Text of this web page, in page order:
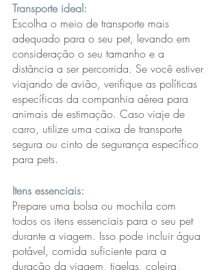
Transporte ideal:
Escolha o meio de transporte mais
adequado para o seu pet, levando em
consideração o seu tamanho e a
distância a ser percorrida. Se você estiver
viajando de avião, verifique as políticas
específicas da companhia aérea para
animais de estimação. Caso viaje de
carro, utilize uma caixa de transporte
segura ou cinto de segurança específico
para pets.
Itens essenciais:
Prepare uma bolsa ou mochila com
todos os itens essenciais para o seu pet
durante a viagem. Isso pode incluir água
potável, comida suficiente para a
duração da viagem, tigelas, coleira,